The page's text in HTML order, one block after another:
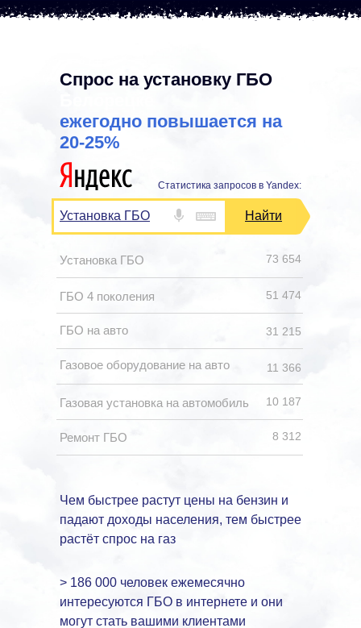
Спрос на установку ГБО
ежегодно повышается на
20-25%
Чем быстрее растут цены на бензин и
падают доходы населения, тем быстрее
растёт спрос на газ
> 186 000 человек ежемесячно
интересуются ГБО в интернете и они
могут стать вашими клиентами
ГБО 4 поколения
Установка ГБО
Газовое оборудование на авто
ГБО на авто
Газовая установка на автомобиль
Ремонт ГБО
Установка ГБО Найти
Статистика запросов в Yandex:
73 654
51 474
31 215
11 366
10 187
8 312